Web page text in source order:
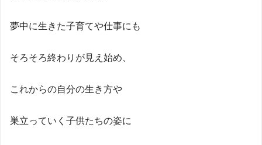
夢中に生きた子育てや仕事にも
そろそろ終わりが見え始め、
これからの自分の生き方や
巣立っていく子供たちの姿に